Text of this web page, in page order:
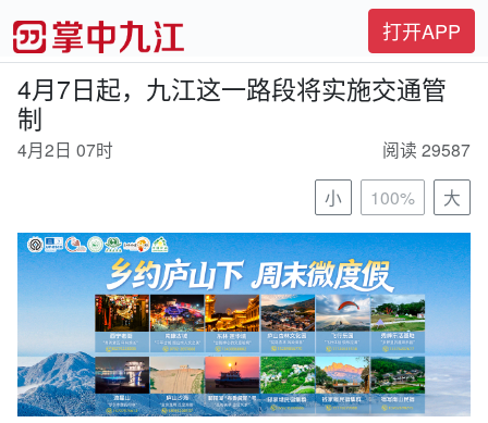
打开APP
4月7日起，九江这一路段将实施交通管
制
4月2日 07时
阅读 29587
小
100% 大